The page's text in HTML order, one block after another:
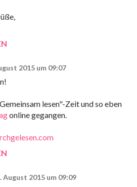
2015 um 09:07
lesen"-Zeit und so eben
online gegangen.
August 2015 um 09:09